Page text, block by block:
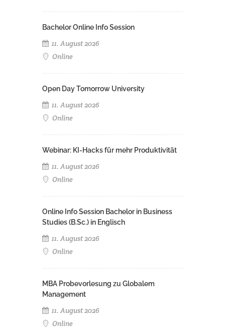
Bachelor Online Info Session
11. August 2026
Online
Open Day Tomorrow University
11. August 2026
Online
Webinar: KI-Hacks für mehr Produktivität
11. August 2026
Online
Online Info Session Bachelor in Business
Studies (B.Sc.) in Englisch
11. August 2026
Online
MBA Probevorlesung zu Globalem
Management
11. August 2026
Online